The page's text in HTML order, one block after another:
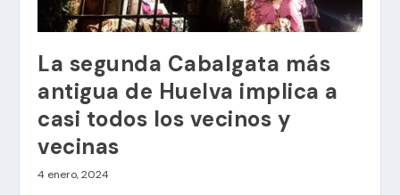
La segunda Cabalgata más
antigua de Huelva implica a
casi todos los vecinos y
vecinas
4 enero, 2024